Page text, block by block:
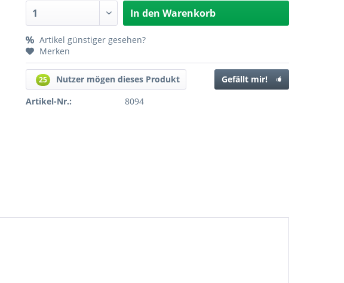
In den Warenkorb
Artikel günstiger gesehen?
Merken
25 Nutzer mögen dieses Produkt
Gefällt mir!
Artikel-Nr.:
8094